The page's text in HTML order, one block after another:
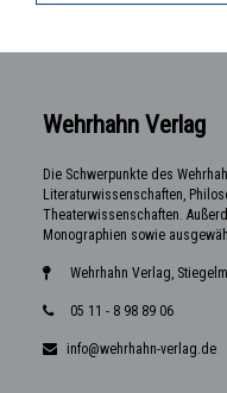
Wehrhahn Verlag
Die Schwerpunkte des
Literaturwissenschaften,
Theaterwissenschaften.
Monographien sowie
Wehrhahn Verlag,
05 11 - 8 98 89 06
info@wehrhahn-verlag.de